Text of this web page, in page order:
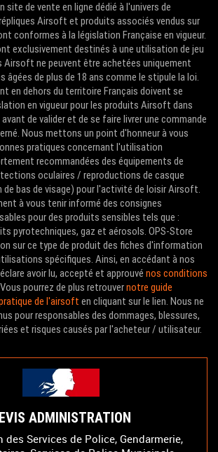
site de vente en ligne dédié à l'univers de
Airsoft et produits associés vendus sur
conformes à la législation Française en vigueur.
exclusivement destinés à une utilisation de jeu
Airsoft ne peuvent être achetées uniquement
âgées de plus de 18 ans comme le stipule la loi.
en dehors du territoire Français doivent se
en vigueur pour les produits Airsoft dans
de valider et de se faire livrer une commande
Nous mettons un point d'honneur à vous
pratiques concernant l'utilisation
recommandées des équipements de
oculaires / reproductions de casque
bas de visage) pour l'activité de loisir Airsoft.
à vous tenir informé des consignes
pour des produits sensibles tels que :
pyrotechniques, gaz et aérosols. OPS-Store
sur ce type de produit des fiches d'information
spécifiques. Ainsi, en accédant à nos
avoir lu, accepté et approuvé nos conditions
pourrez de plus retrouvernotre guide
de l'airsoft en cliquant sur le lien. Nous ne
pour responsables des dommages, blessures,
et risques causés par l'acheteur / utilisateur.
ADMINISTRATION
Services de Police, Gendarmerie,